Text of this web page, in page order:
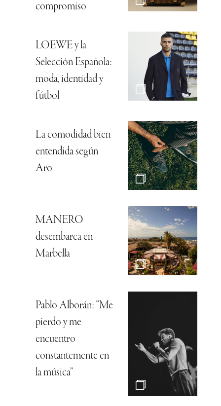
compromiso
LOEWE y la
Selección Española:
moda, identidad y
fútbol
La comodidad bien
entendida según
Aro
MANERO
desembarca en
Marbella
Pablo Alborán: “Me
pierdo y me
encuentro
constantemente en
la música”